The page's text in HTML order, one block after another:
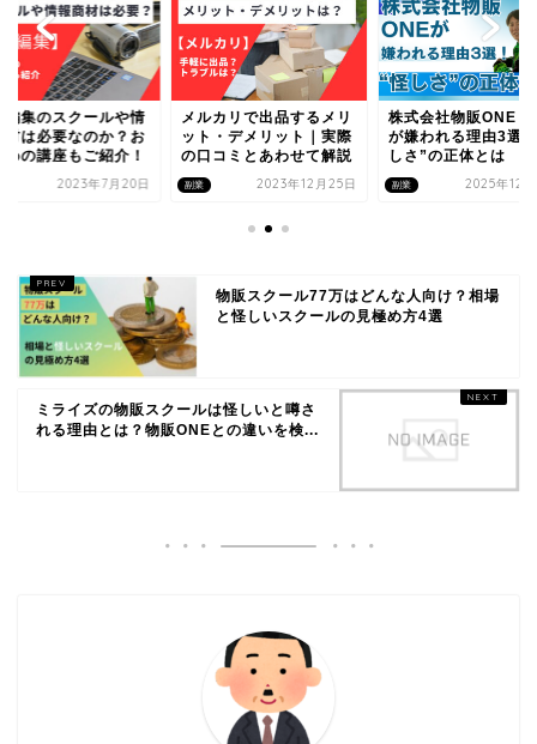
カリで出品するメリ
・デメリット｜実際
コミとあわせて解説
2023年12月25日 副業
株式会社物販ONE 広告
が嫌われる理由3選！“怪
しさ”の正体とは
2025年12月30日 副業
動画編集のスクール
報商材は必要なのか
すすめの講座もご紹
2023年7
物販スクール77万はどんな人向け？相場
と怪しいスクールの見極め方4選
ミライズの物販スクールは怪しいと噂さ
れる理由とは？物販ONEとの違いを検...